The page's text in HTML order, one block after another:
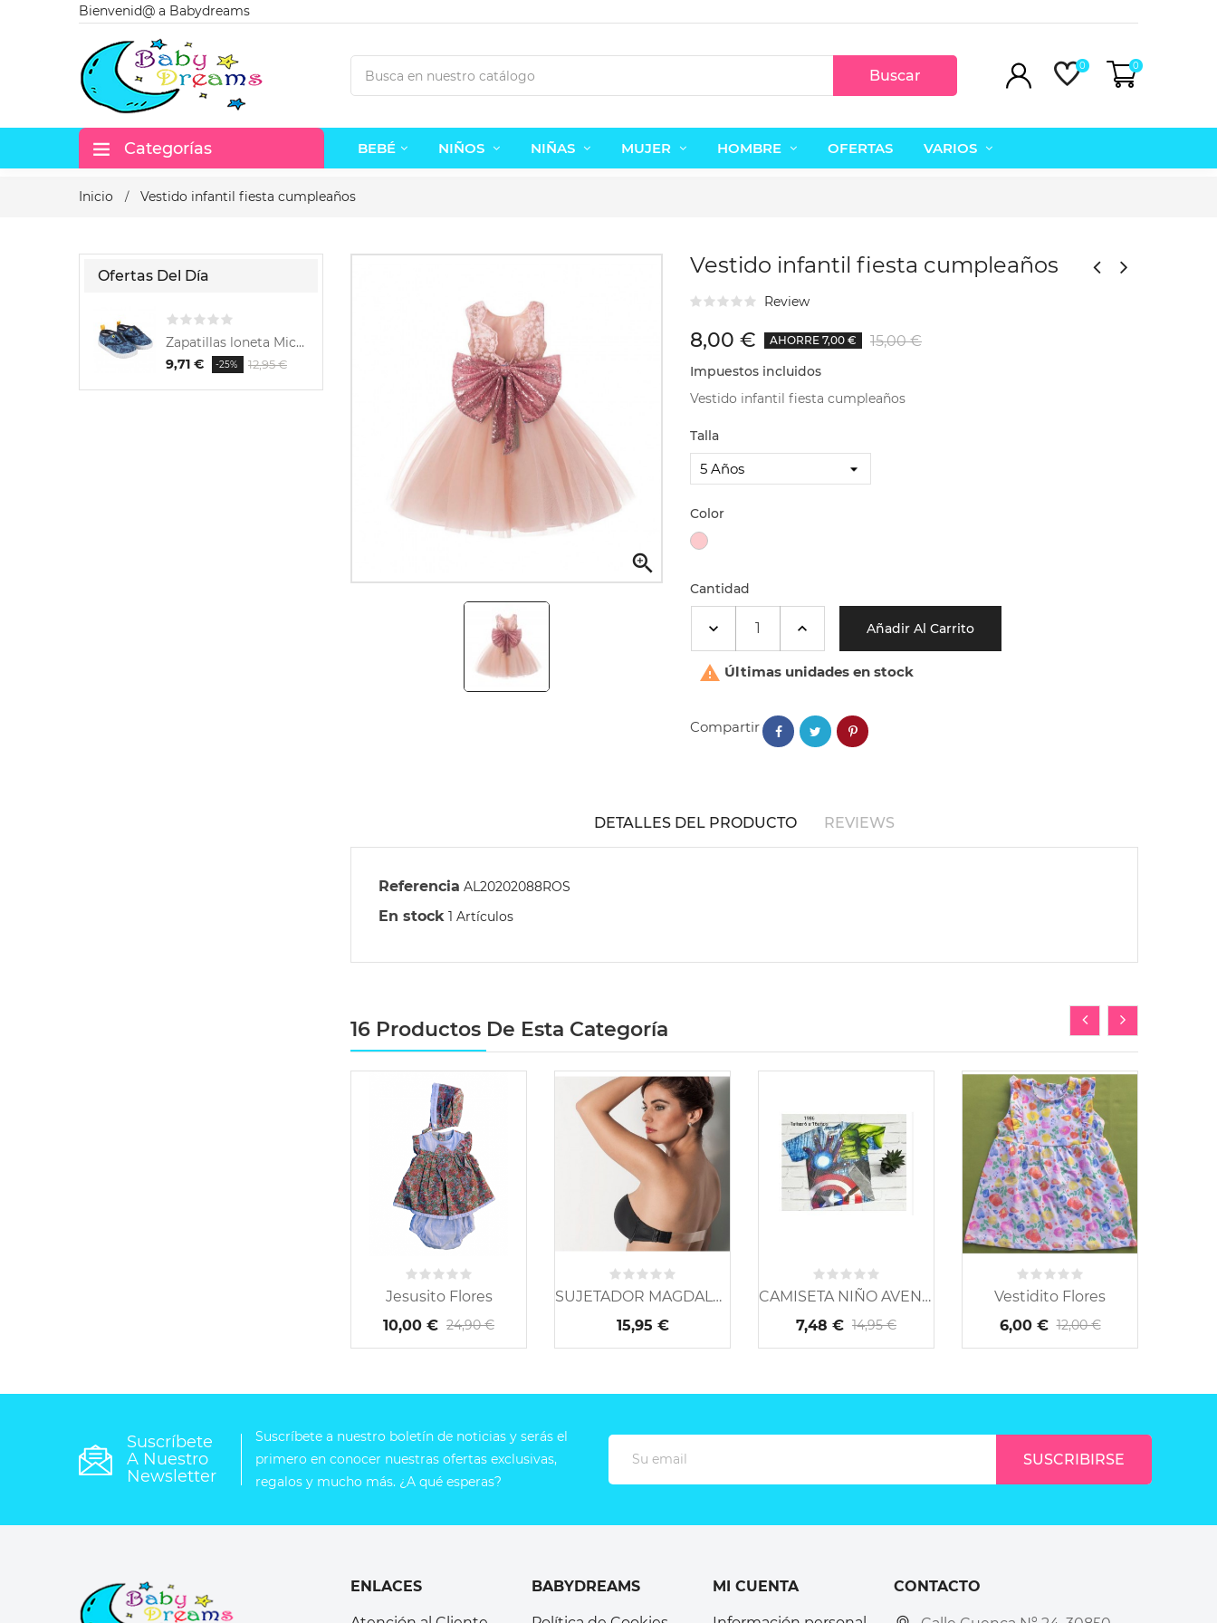
Bienvenid@ a Babydreams
Buscar
0 0
Categorías BEBÉ NIÑOS NIÑAS MUJER HOMBRE OFERTAS VARIOS
Inicio Vestido infantil fiesta cumpleaños
Ofertas Del Día
Zapatillas loneta Mickey
9,71 €
-25% 12,95 €
Zapatillas lona Frozen Disney
-50% 12,95 € -50% 24,95 €
Vestido-peto vaquero.

Vestido infantil fiesta cumpleaños
Review
8,00 € AHORRE 7,00 € 15,00 €
Impuestos incluidos
Vestido infantil fiesta cumpleaños
Talla
Color
Rosa
Cantidad
Añadir Al Carrito
 Últimas unidades en stock
Compartir
DETALLES DEL PRODUCTO REVIEWS
Referencia AL20202088ROS
En stock 1 Artículos
16 Productos De Esta Categoría
Jesusito Flores
10,00 € 24,90 €
SUJETADOR MAGDALENA...
15,95 €
CAMISETA NIÑO AVENGERS
7,48 € 14,95 €
Vestidito Flores
6,00 € 12,00 €
Suscríbete
A Nuestro
Newsletter
Suscríbete a nuestro boletín de noticias y serás el
primero en conocer nuestras ofertas exclusivas,
regalos y mucho más. ¿A qué esperas?
ENLACES BABYDREAMS MI CUENTA CONTACTO